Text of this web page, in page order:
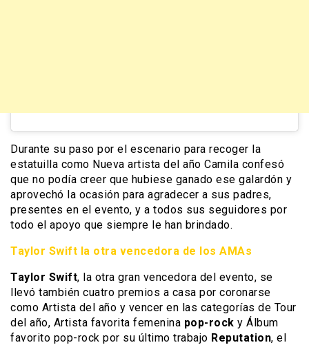
Durante su paso por el escenario para recoger la
estatuilla como Nueva artista del año Camila confesó
que no podía creer que hubiese ganado ese galardón y
aprovechó la ocasión para agradecer a sus padres,
presentes en el evento, y a todos sus seguidores por
todo el apoyo que siempre le han brindado.
Taylor Swift la otra vencedora de los AMAs
Taylor Swift, la otra gran vencedora del evento, se
llevó también cuatro premios a casa por coronarse
como Artista del año y vencer en las categorías de Tour
del año, Artista favorita femenina pop-rock y Álbum
favorito pop-rock por su último trabajo Reputation, el